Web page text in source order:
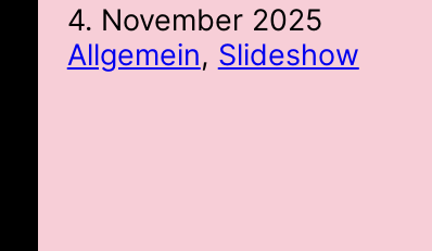
4. November 2025
Allgemein, Slideshow